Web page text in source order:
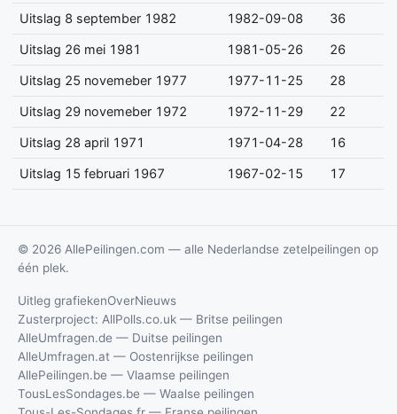
Uitslag 8 september 1982 1982-09-08 36
Uitslag 26 mei 1981 1981-05-26 26
Uitslag 25 novemeber 1977 1977-11-25 28
Uitslag 29 novemeber 1972 1972-11-29 22
Uitslag 28 april 1971 1971-04-28 16
Uitslag 15 februari 1967 1967-02-15 17
© 2026 AllePeilingen.com — alle Nederlandse zetelpeilingen op
één plek.
Uitleg grafiekenOverNieuws
Zusterproject: AllPolls.co.uk — Britse peilingen
AlleUmfragen.de — Duitse peilingen
AlleUmfragen.at — Oostenrijkse peilingen
AllePeilingen.be — Vlaamse peilingen
TousLesSondages.be — Waalse peilingen